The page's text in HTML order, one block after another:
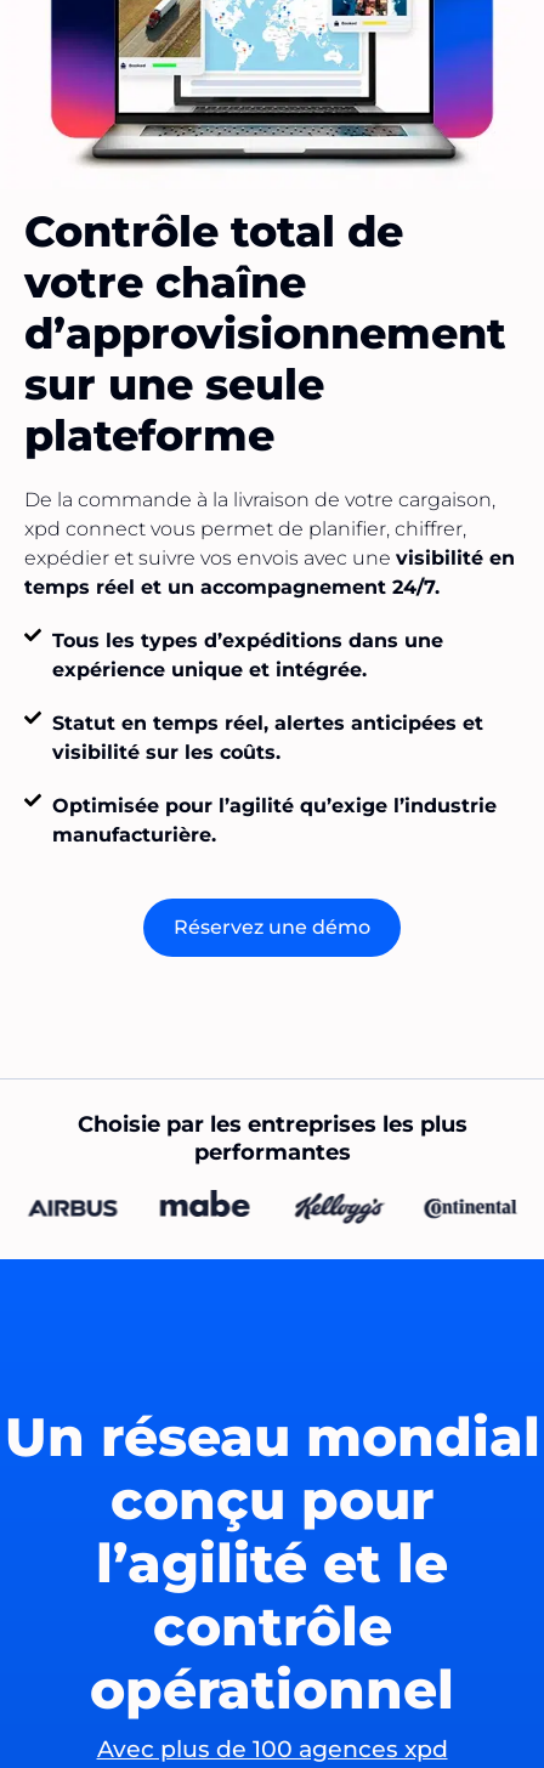
Contrôle total de
votre chaîne
d’approvisionnement
sur une seule
plateforme
De la commande à la livraison de votre cargaison,
xpd connect vous permet de planifier, chiffrer,
expédier et suivre vos envois avec une visibilité en
temps réel et un accompagnement 24/7.
Tous les types d’expéditions dans une
expérience unique et intégrée.
Statut en temps réel, alertes anticipées et
visibilité sur les coûts.
Optimisée pour l’agilité qu’exige l’industrie
manufacturière.
Réservez une démo
Choisie par les entreprises les plus
performantes
Un réseau mondial
conçu pour
l’agilité et le
contrôle
opérationnel
Avec plus de 100 agences xpd